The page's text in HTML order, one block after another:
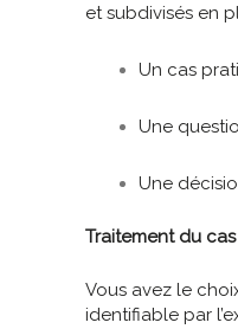
et subdivisés en
Un cas
Une
Une
Traitement du
Vous avez le
identifiable par